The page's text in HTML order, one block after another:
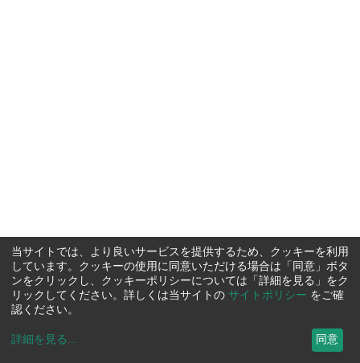
当サイトでは、より良いサービスを提供するため、クッキーを利用
しています。クッキーの使用に同意いただける場合は「同意」ボタ
ンをクリックし、クッキーポリシーについては「詳細を見る」をク
リックしてください。詳しくは当サイトの サイトポリシー をご確
認ください。
詳細を見る ... 同意